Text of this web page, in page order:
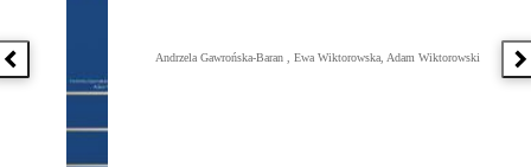
Poprzednia książka
Andrzela Gawrońska-Baran , Ewa Wiktorowska, Adam Wiktorowski